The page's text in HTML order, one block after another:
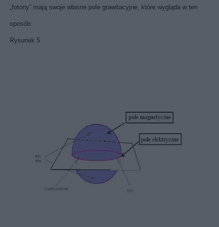
„fotony” mają swoje własne pole grawitacyjne, które wygląda w ten
sposób:
Rysunek 5